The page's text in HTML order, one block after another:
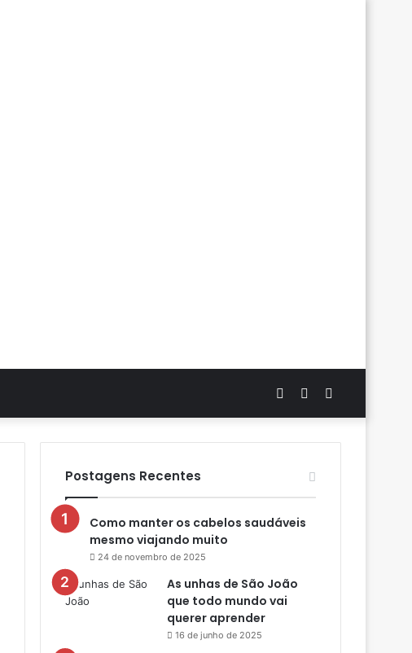
por
Switch
skin
Artigo
aleatório
Postagens Recentes
Como manter os cabelos saudáveis
mesmo viajando muito
24 de novembro de 2025
As unhas de São João
que todo mundo vai
querer aprender
16 de junho de 2025